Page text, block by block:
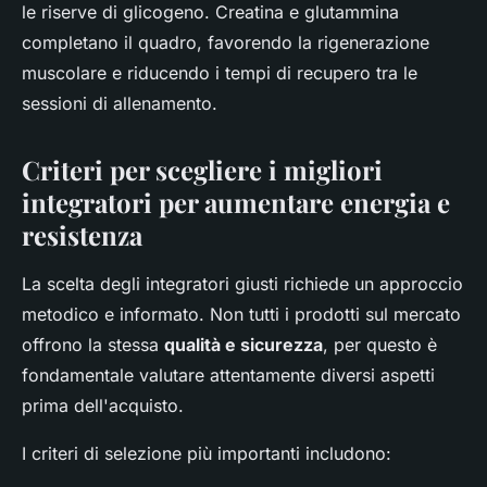
le riserve di glicogeno. Creatina e glutammina
completano il quadro, favorendo la rigenerazione
muscolare e riducendo i tempi di recupero tra le
sessioni di allenamento.
Criteri per scegliere i migliori
integratori per aumentare energia e
resistenza
La scelta degli integratori giusti richiede un approccio
metodico e informato. Non tutti i prodotti sul mercato
offrono la stessa qualità e sicurezza, per questo è
fondamentale valutare attentamente diversi aspetti
prima dell'acquisto.
I criteri di selezione più importanti includono: